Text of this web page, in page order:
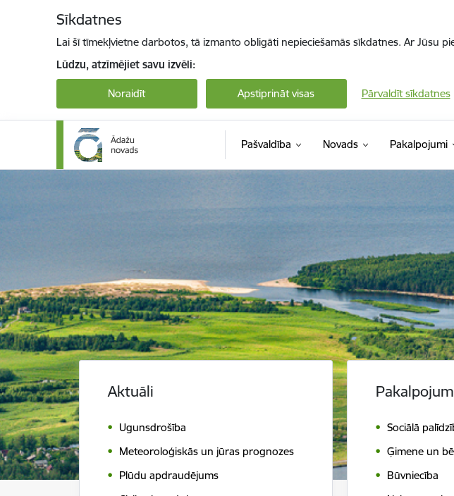
Sīkdatnes
Lai šī tīmekļvietne darbotos, tā izmanto obligāti nepieciešamās sīkdatnes. Ar Jūsu
Lūdzu, atzīmējiet savu izvēli:
Noraidīt Apstiprināt visas Pārvaldīt sīkdatnes
Pašvaldība Novads Pakalpojumi
Ādaži
Aktuāli
Ugunsdrošība
Meteoroloģiskās un jūras prognozes
Plūdu apdraudējums
Sociālā
Ģimene un
Būvniecība